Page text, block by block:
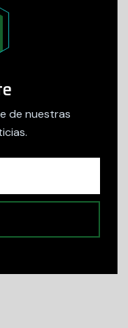
de nuestras